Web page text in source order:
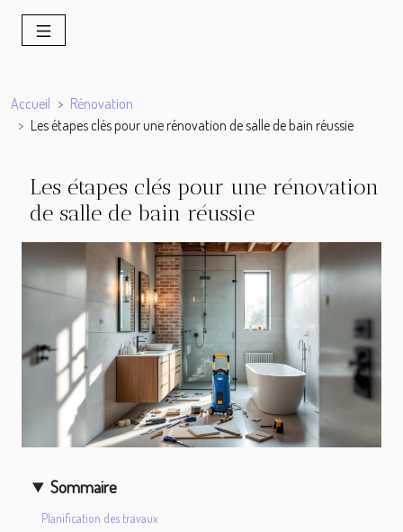
Accueil
Rénovation
Les étapes clés pour une rénovation de salle de bain réussie
Les étapes clés pour une rénovation
de salle de bain réussie
Sommaire
Planification des travaux